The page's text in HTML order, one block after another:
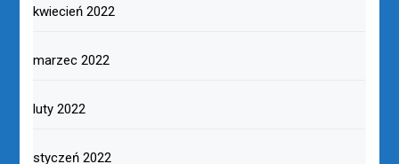
kwiecień 2022
marzec 2022
luty 2022
styczeń 2022